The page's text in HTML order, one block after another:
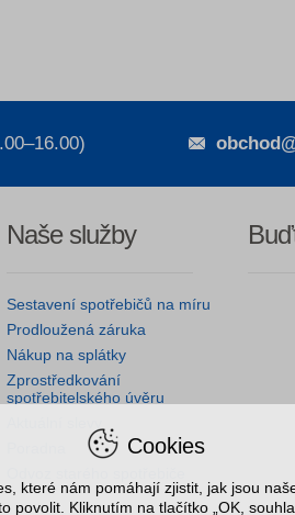
Naše služby
Sestavení spotřebičů na míru
Prodloužená záruka
Nákup na splátky
Zprostředkování
spotřebitelského úvěru
Cookies
které nám pomáhají zjistit, jak jsou
povolit. Kliknutím na tlačítko „OK,